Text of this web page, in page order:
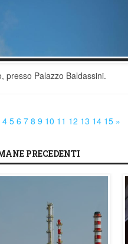
presso Palazzo Baldassini.
4 5 6 7 8 9 10 11 12 13 14 15 »
PRECEDENTI